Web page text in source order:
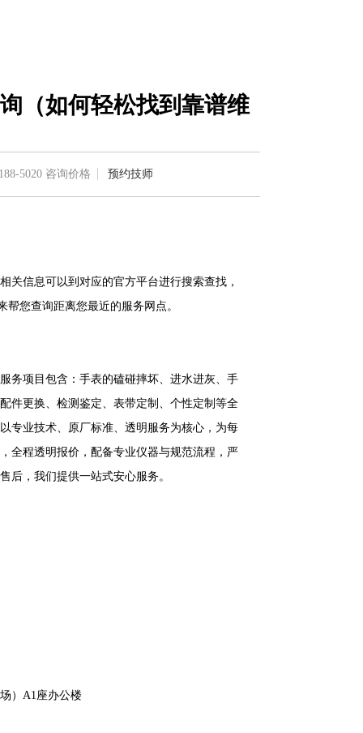
（如何轻松找到靠谱维
5020咨询价格 预约技师
关信息可以到对应的官方平台进行搜索查找，
您查询距离您最近的服务网点。
务项目包含：手表的磕碰摔坏、进水进灰、手
件更换、检测鉴定、表带定制、个性定制等全
专业技术、原厂标准、透明服务为核心，为每
全程透明报价，配备专业仪器与规范流程，严
后，我们提供一站式安心服务。
）A1座办公楼